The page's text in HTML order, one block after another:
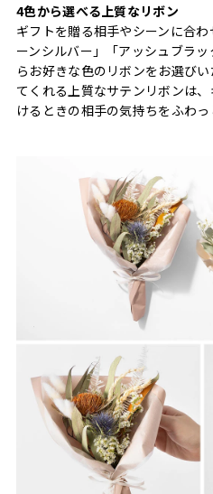
4色から選べる上質なリボン
ギフトを贈る相手やシーンに合
ーンシルバー」「アッシュブラ
らお好きな色のリボンをお選び
てくれる上質なサテンリボンは
けるときの相手の気持ちをふわっ